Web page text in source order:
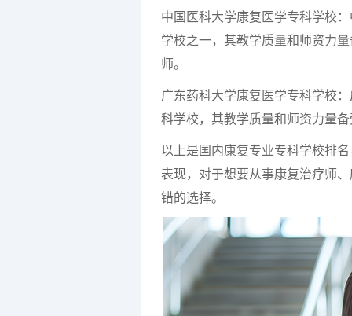
中国医科大学康复医学专科学校
学校之一，其教学质量和师资力
师。
广东药科大学康复医学专科学校
科学校，其教学质量和师资力量
以上是国内康复专业专科学校排
表现，对于想要从事康复治疗师
错的选择。